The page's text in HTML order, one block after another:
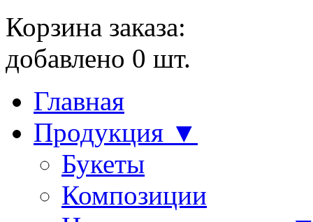
Корзина заказа:
добавлено 0 шт.
Главная
Продукция ▼
Букеты
Композиции